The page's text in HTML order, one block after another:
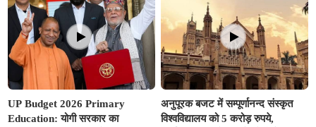
UP Budget 2026 Primary
Education: योगी सरकार का
अनुपूरक बजट में सम्पूर्णानन्द संस्कृत
विश्वविद्यालय को 5 करोड़ रुपये,